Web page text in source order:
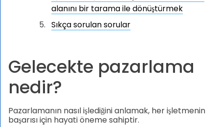
alanını bir tarama ile dönüştürmek
Sıkça sorulan sorular
Gelecekte pazarlama
nedir?
Pazarlamanın nasıl işlediğini anlamak, her işletmenin
başarısı için hayati öneme sahiptir.